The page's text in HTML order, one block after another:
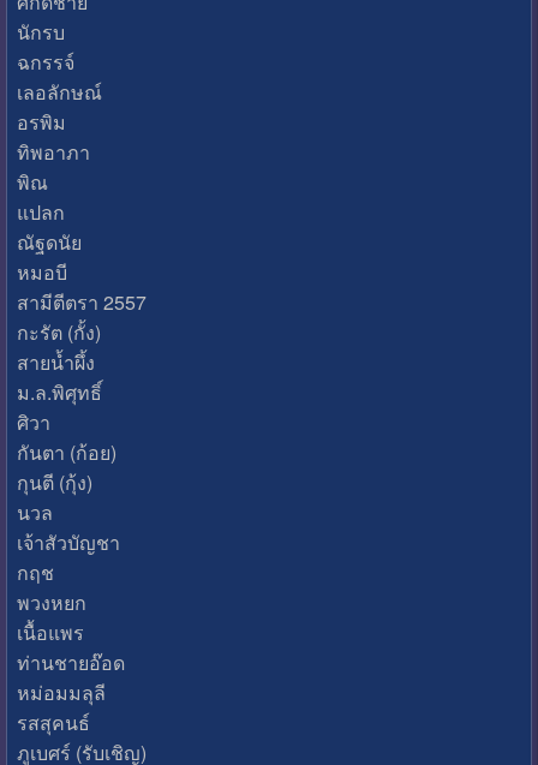
นักรบ
ฉกรรจ์
เลอลักษณ์​
อรพิม
ทิพอาภา
พิณ
แปลก
ณัฐดนัย
หมอบี
สามีตีตรา 2557
กะรัต (กั้ง)
สายน้ำผึ้ง
ม.ล.พิศุทธิ์
ศิวา
กันตา (ก้อย)
กุนตี (กุ้ง)
นวล
เจ้าสัวบัญชา
กฤช
พวงหยก
เนื้อแพร
ท่านชายอ๊อด
หม่อมมลุลี
รสสุคนธ์
ภูเบศร์ (รับเชิญ)